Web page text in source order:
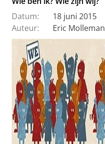
Datum:
18 juni 2015
Auteur:
Eric Molleman